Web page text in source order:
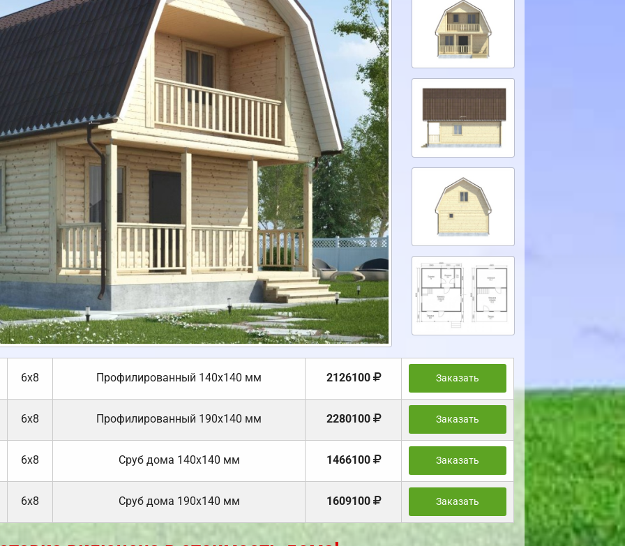
6х8 Профилированный 140х140 мм 2126100 Заказать
6х8 Профилированный 190х140 мм 2280100 Заказать
6х8 Cруб дома 140х140 мм 1466100 Заказать
6х8 Cруб дома 190х140 мм 1609100 Заказать